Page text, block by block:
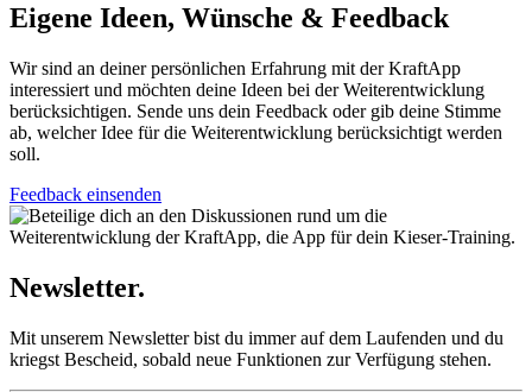
Eigene Ideen, Wünsche & Feedback
Wir sind an deiner persönlichen Erfahrung mit der KraftApp
interessiert und möchten deine Ideen bei der Weiterentwicklung
berücksichtigen. Sende uns dein Feedback oder gib deine Stimme
ab, welcher Idee für die Weiterentwicklung berücksichtigt werden
soll.
Feedback einsenden
Newsletter.
Mit unserem Newsletter bist du immer auf dem Laufenden und du
kriegst Bescheid, sobald neue Funktionen zur Verfügung stehen.